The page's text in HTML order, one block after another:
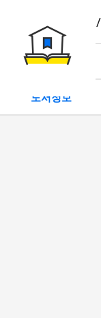
book/
대여
도서정보